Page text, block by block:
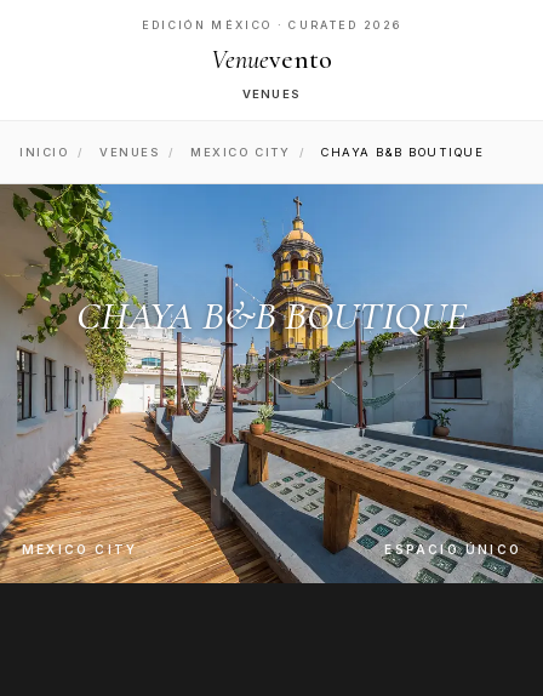
EDICIÓN MÉXICO · CURATED 2026
Venuevento
VENUES
INICIO / VENUES / MEXICO CITY / CHAYA B&B BOUTIQUE
CHAYA B&B BOUTIQUE
MEXICO CITY ESPACIO ÚNICO